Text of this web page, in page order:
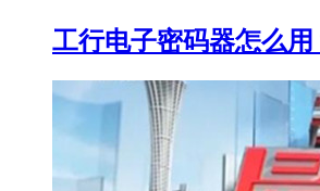
工行电子密码器怎么